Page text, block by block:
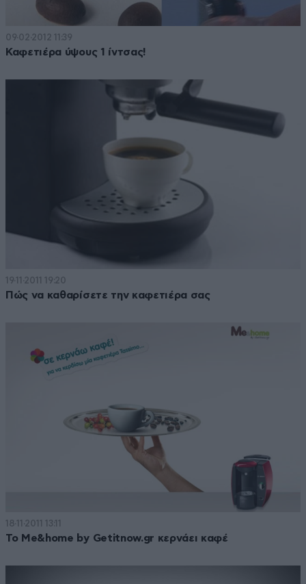
09·02·2012 11:39
Καφετιέρα ύψους 1 ίντσας!
19·11·2011 19:20
Πώς να καθαρίσετε την καφετιέρα σας
18·11·2011 13:11
Το Me&home by Getitnow.gr κερνάει καφέ